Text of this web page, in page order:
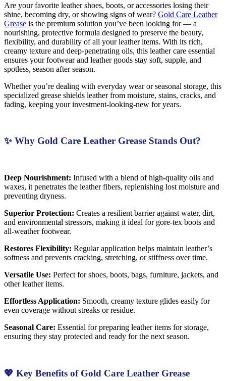
Are your favorite leather shoes, boots, or accessories losing their
shine, becoming dry, or showing signs of wear? Gold Care Leather
Grease is the premium solution you’ve been looking for — a
nourishing, protective formula designed to preserve the beauty,
flexibility, and durability of all your leather items. With its rich,
creamy texture and deep-penetrating oils, this leather care essential
ensures your footwear and leather goods stay soft, supple, and
spotless, season after season.
Whether you’re dealing with everyday wear or seasonal storage, this
specialized grease shields leather from moisture, stains, cracks, and
fading, keeping your investment-looking-new for years.
✨ Why Gold Care Leather Grease Stands Out?
Deep Nourishment: Infused with a blend of high-quality oils and
waxes, it penetrates the leather fibers, replenishing lost moisture and
preventing dryness.
Superior Protection: Creates a resilient barrier against water, dirt,
and environmental stressors, making it ideal for gore-tex boots and
all-weather footwear.
Restores Flexibility: Regular application helps maintain leather’s
softness and prevents cracking, stretching, or stiffness over time.
Versatile Use: Perfect for shoes, boots, bags, furniture, jackets, and
other leather items.
Effortless Application: Smooth, creamy texture glides easily for
even coverage without streaks or residue.
Seasonal Care: Essential for preparing leather items for storage,
ensuring they stay protected and ready for the next season.
💖 Key Benefits of Gold Care Leather Grease